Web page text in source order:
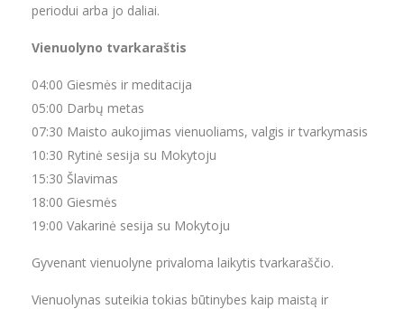
periodui arba jo daliai.
Vienuolyno tvarkaraštis
04:00 Giesmės ir meditacija
05:00 Darbų metas
07:30 Maisto aukojimas vienuoliams, valgis ir tvarkymasis
10:30 Rytinė sesija su Mokytoju
15:30 Šlavimas
18:00 Giesmės
19:00 Vakarinė sesija su Mokytoju
Gyvenant vienuolyne privaloma laikytis tvarkaraščio.
Vienuolynas suteikia tokias būtinybes kaip maistą ir